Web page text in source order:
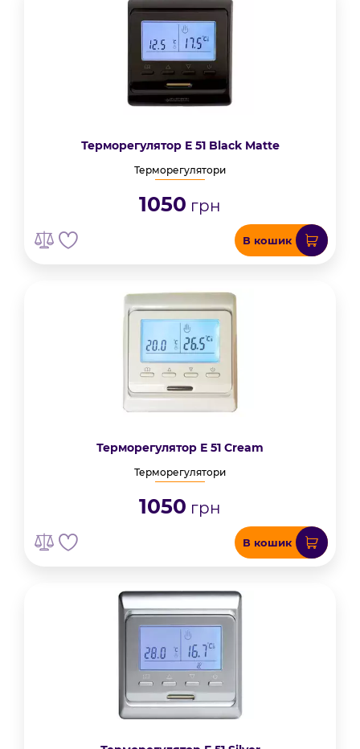
Терморегулятор E 51 Black Matte
Терморегулятори
1050 грн
В кошик
Терморегулятор Е 51 Cream
Терморегулятори
1050 грн
В кошик